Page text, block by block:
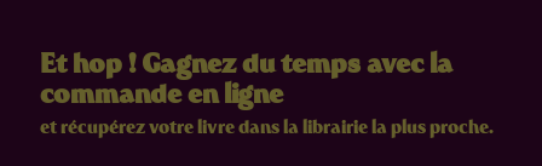
Et hop ! Gagnez du temps avec la
commande en ligne
et récupérez votre livre dans la librairie la plus proche.